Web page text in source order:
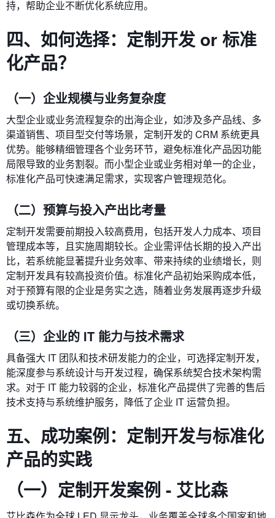
持，帮助企业不断优化系统应用。
四、如何选择：定制开发 or 标准
化产品？
（一）企业规模与业务复杂度
大型企业或业务流程复杂的出海企业，如涉及多产品线、多
渠道销售、项目型交付等场景，定制开发的 CRM 系统更具
优势。能够精细管理各个业务环节，避免标准化产品因功能
局限导致的业务割裂。而小型企业或业务相对单一的企业，
标准化产品可快速满足需求，实现客户管理规范化。
（二）预算与投入产出比考量
定制开发需要前期投入较高费用，包括开发人力成本、项目
管理成本等，且实施周期较长。企业需评估长期的投入产出
比，若系统能显著提升业务效率、带来持续的业绩增长，则
定制开发具有较高投资价值。标准化产品初始采购成本低，
对于预算有限的企业是务实之选，随着业务发展再逐步升级
或切换系统。
（三）企业的 IT 能力与技术需求
具备强大 IT 团队和技术研发能力的企业，可选择定制开发，
能深度参与系统设计与开发过程，确保系统契合技术架构需
求。对于 IT 能力较弱的企业，标准化产品提供了完善的售后
技术支持与系统维护服务，降低了企业 IT 运营负担。
五、成功案例：定制开发与标准化
产品的实践
（一）定制开发案例 - 艾比森